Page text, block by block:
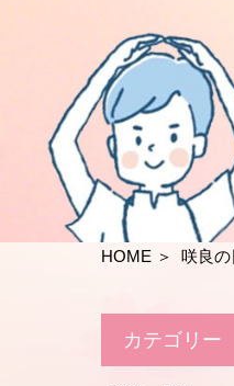
HOME ＞ 咲良の
カテゴリー